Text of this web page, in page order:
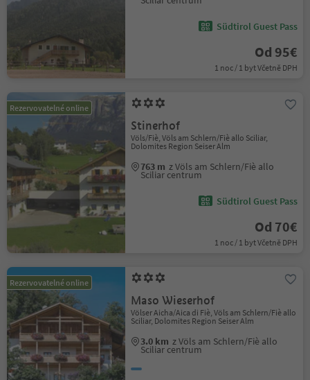
Südtirol Guest Pass
Od 95€
1 noc / 1 byt Včetně DPH
Rezervovatelné online
Stinerhof
Völs/Fiè, Völs am Schlern/Fiè allo Sciliar,
Dolomites Region Seiser Alm
763 m z Völs am Schlern/Fiè allo
Sciliar centrum
Südtirol Guest Pass
Od 70€
1 noc / 1 byt Včetně DPH
Rezervovatelné online
Maso Wieserhof
Völser Aicha/Aica di Fiè, Völs am Schlern/Fiè allo
Sciliar, Dolomites Region Seiser Alm
3.0 km z Völs am Schlern/Fiè allo
Sciliar centrum